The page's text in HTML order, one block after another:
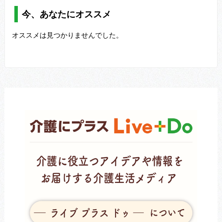
今、あなたにオススメ
オススメは見つかりませんでした。